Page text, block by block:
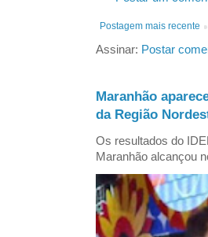
Postagem mais recente
Assinar: Postar
Maranhão
da Região
Os resultados do
Maranhão alcançou